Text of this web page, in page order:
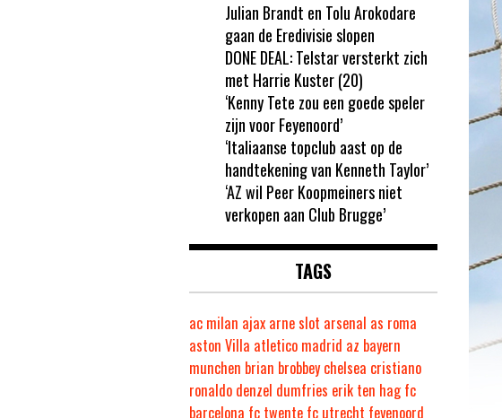
Julian Brandt en Tolu Arokodare
gaan de Eredivisie slopen
DONE DEAL: Telstar versterkt zich
met Harrie Kuster (20)
‘Kenny Tete zou een goede speler
zijn voor Feyenoord’
‘Italiaanse topclub aast op de
handtekening van Kenneth Taylor’
‘AZ wil Peer Koopmeiners niet
verkopen aan Club Brugge’
TAGS
ac milan ajax arne slot arsenal as roma
aston Villa atletico madrid az bayern
munchen brian brobbey chelsea cristiano
ronaldo denzel dumfries erik ten hag fc
barcelona fc twente fc utrecht feyenoord